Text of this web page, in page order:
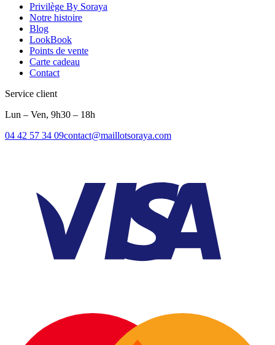
Privilège By Soraya
Notre histoire
Blog
LookBook
Points de vente
Carte cadeau
Contact
Service client
Lun – Ven, 9h30 – 18h
04 42 57 34 09contact@maillotsoraya.com